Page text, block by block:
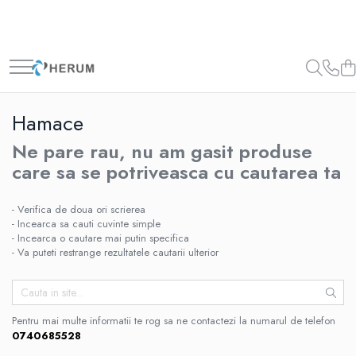
Accesorii
Cani
Cratite
Oale
Organizare
Razatori
Servire
Tacamuri
Cutite
Perne
Cuiere
Cutii
Scrumiere
Suporturi
Umerase
Uscatoare rufe
Camping
Unelte
Mese
Hamace
Ne pare rau, nu am gasit produse
care sa se potriveasca cu cautarea ta
- Verifica de doua ori scrierea
- Incearca sa cauti cuvinte simple
- Incearca o cautare mai putin specifica
- Va puteti restrange rezultatele cautarii ulterior
Pentru mai multe informatii te rog sa ne contactezi la numarul de telefon
0740685528